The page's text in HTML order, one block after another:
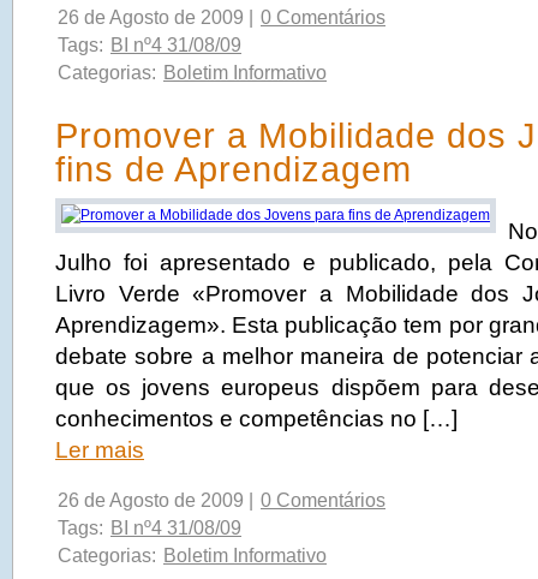
26 de Agosto de 2009 |
0 Comentários
Tags: BI nº4 31/08/09
Categorias: Boletim Informativo
Promover a Mobilidade dos
fins de Aprendizagem
Julho foi apresentado e publicado, pela
Livro Verde «Promover a Mobilidade dos
Aprendizagem». Esta publicação tem por
debate sobre a melhor maneira de potenciar
que os jovens europeus dispõem para
conhecimentos e competências no […]
Ler mais
26 de Agosto de 2009 |
0 Comentários
Tags: BI nº4 31/08/09
Categorias: Boletim Informativo